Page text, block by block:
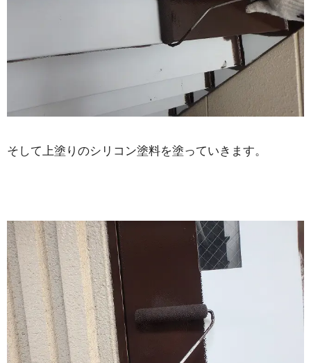
そして上塗りのシリコン塗料を塗っていきます。